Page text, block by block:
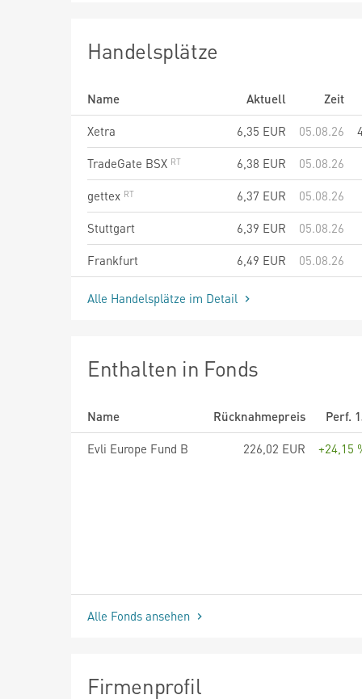
Handelsplätze
Name Aktuell
Zeit
Xetra
6,35 EUR 05.08.26
TradeGate BSX
6,38 EUR
05.08.26
gettex
6,37 EUR
05.08.26
Stuttgart
6,39 EUR
05.08.26
Frankfurt
6,49 EUR 05.08.26
Alle Handelsplätze im Detail
Enthalten in Fonds
Name Rücknahmepreis
Perf.
Evli Europe Fund B
226,02 EUR +24,15
Alle Fonds ansehen
Firmenprofil